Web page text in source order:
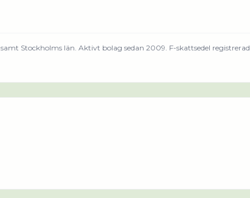
samt Stockholms län Aktivt bolag sedan 2009. F-skattsedel registrerad